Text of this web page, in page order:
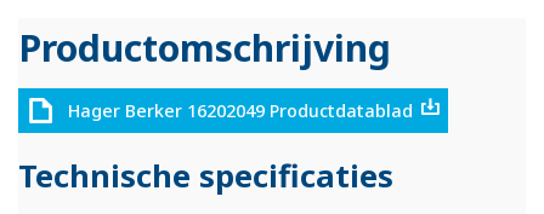
Productomschrijving
Hager Berker 16202049 Productdatablad
Technische specificaties